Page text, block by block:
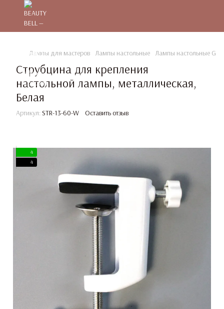
Лампы для мастеров Лампы настольные Лампы настольные
Струбцина для крепления
настольной лампы, металлическая,
Белая
Артикул: STR-13-60-W Оставить отзыв
4
4